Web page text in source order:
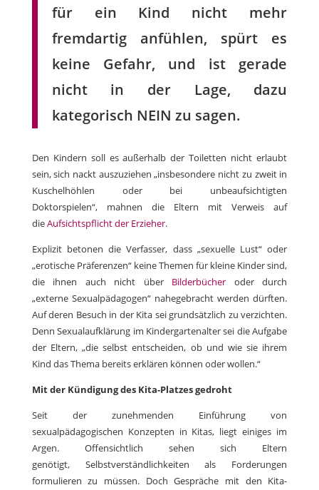
für ein Kind nicht mehr
fremdartig anfühlen, spürt es
keine Gefahr, und ist gerade
nicht in der Lage, dazu
kategorisch NEIN zu sagen.
Den Kindern soll es außerhalb der Toiletten nicht erlaubt
sein, sich nackt auszuziehen „insbesondere nicht zu zweit in
Kuschelhöhlen oder bei unbeaufsichtigten
Doktorspielen“, mahnen die Eltern mit Verweis auf
dieAufsichtspflicht der Erzieher.
Explizit betonen die Verfasser, dass „sexuelle Lust“ oder
„erotische Präferenzen“ keine Themen für kleine Kinder sind,
die ihnen auch nicht über Bilderbücher oder durch
„externe Sexualpädagogen“ nahegebracht werden dürften.
Auf deren Besuch in der Kita sei grundsätzlich zu verzichten.
Denn Sexualaufklärung im Kindergartenalter sei die Aufgabe
der Eltern, „die selbst entscheiden, ob und wie sie ihrem
Kind das Thema bereits erklären können oder wollen.“
Mit der Kündigung des Kita-Platzes gedroht
Seit der zunehmenden Einführung von
sexualpädagogischen Konzepten in Kitas, liegt einiges im
Argen. Offensichtlich sehen sich Eltern
genötigt, Selbstverständlichkeiten als Forderungen
formulieren zu müssen. Doch Gespräche mit den Kita-